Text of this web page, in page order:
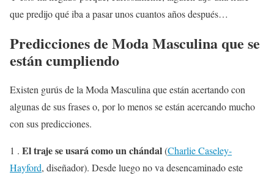
que predijo qué iba a pasar unos cuantos años después…
Predicciones de Moda Masculina que se
están cumpliendo
Existen gurús de la Moda Masculina que están acertando con
algunas de sus frases o, por lo menos se están acercando mucho
con sus predicciones.
1 . El traje se usará como un chándal(Charlie Caseley-
Hayford, diseñador). Desde luego no va desencaminado este